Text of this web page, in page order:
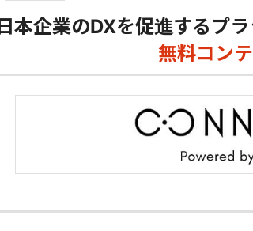
日本企業のDXを促進するプ
無料コン